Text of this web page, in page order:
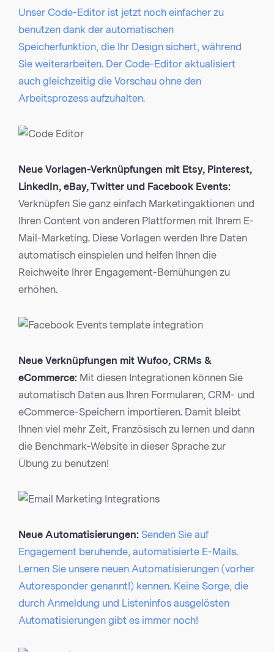
Unser Code-Editor ist jetzt noch einfacher zu
benutzen dank der automatischen
Speicherfunktion, die Ihr Design sichert, während
Sie weiterarbeiten. Der Code-Editor aktualisiert
auch gleichzeitig die Vorschau ohne den
Arbeitsprozess aufzuhalten.
Neue Vorlagen-Verknüpfungen mit Etsy, Pinterest,
LinkedIn, eBay, Twitter und Facebook Events:
Verknüpfen Sie ganz einfach Marketingaktionen und
Ihren Content von anderen Plattformen mit Ihrem E-
Mail-Marketing. Diese Vorlagen werden Ihre Daten
automatisch einspielen und helfen Ihnen die
Reichweite Ihrer Engagement-Bemühungen zu
erhöhen.
Neue Verknüpfungen mit Wufoo, CRMs &
eCommerce: Mit diesen Integrationen können Sie
automatisch Daten aus Ihren Formularen, CRM- und
eCommerce-Speichern importieren. Damit bleibt
Ihnen viel mehr Zeit, Französisch zu lernen und dann
die Benchmark-Website in dieser Sprache zur
Übung zu benutzen!
Neue Automatisierungen: Senden Sie auf
Engagement beruhende, automatisierte E-Mails.
Lernen Sie unsere neuen Automatisierungen (vorher
Autoresponder genannt!) kennen. Keine Sorge, die
durch Anmeldung und Listeninfos ausgelösten
Automatisierungen gibt es immer noch!